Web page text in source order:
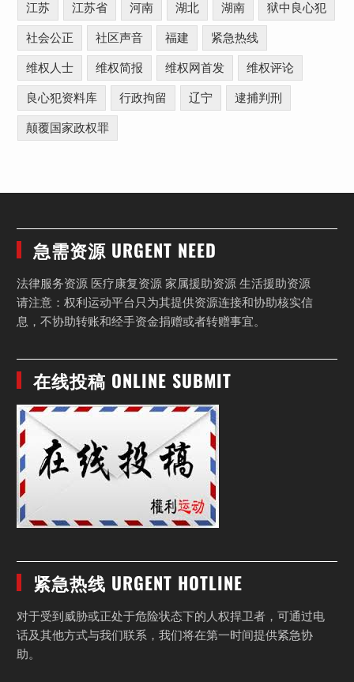
江苏 江苏省 河南 湖北 湖南 狱中良心犯
社会公正 社区声音 福建 紧急热线
维权人士 维权简报 维权网首发 维权评论
良心犯资料库 行政拘留 辽宁 逮捕判刑
颠覆国家政权罪
急需资源 URGENT NEED
法律服务资源 医疗康复资源 家属援助资源 生活援助资源
请注意：权利运动平台只为其提供资源连接和协助核实信
息，不协助转账和经手资金捐赠或者转赠事宜。
在线投稿 ONLINE SUBMIT
紧急热线 URGENT HOTLINE
对于受到威胁或正处于危险状态下的人权捍卫者，可通过电
话及其他方式与我们联系，我们将在第一时间提供紧急协
助。